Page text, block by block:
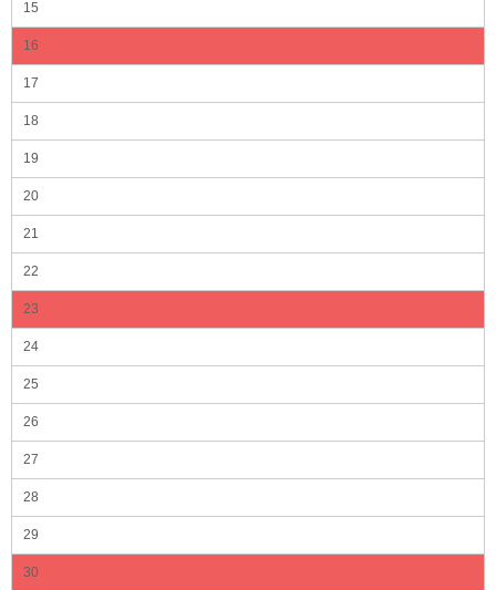
15
16
17
18
19
20
21
22
23
24
25
26
27
28
29
30